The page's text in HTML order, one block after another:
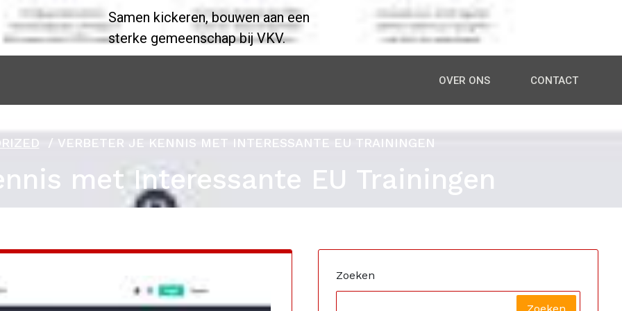
Samen kickeren, bouwen aan een
sterke gemeenschap bij VKV.
OVER ONS CONTACT
/ VERBETER JE KENNIS MET INTERESSANTE EU TRAININGEN
met Interessante EU Trainingen
Zoeken